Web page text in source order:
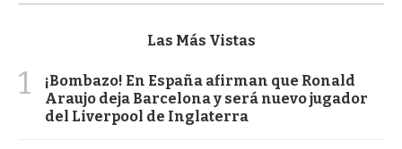
Las Más Vistas
1
¡Bombazo! En España afirman que Ronald
Araujo deja Barcelona y será nuevo jugador
del Liverpool de Inglaterra